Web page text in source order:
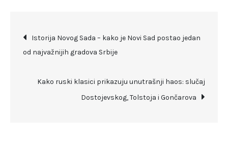
Kretanje
članka
Istorija Novog Sada – kako je Novi Sad postao jedan
od najvažnijih gradova Srbije
Kako ruski klasici prikazuju unutrašnji haos: slučaj
Dostojevskog, Tolstoja i Gončarova